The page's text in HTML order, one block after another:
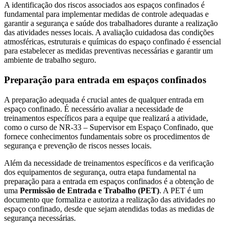
A identificação dos riscos associados aos espaços confinados é
fundamental para implementar medidas de controle adequadas e
garantir a segurança e saúde dos trabalhadores durante a realização
das atividades nesses locais. A avaliação cuidadosa das condições
atmosféricas, estruturais e químicas do espaço confinado é essencial
para estabelecer as medidas preventivas necessárias e garantir um
ambiente de trabalho seguro.
Preparação para entrada em espaços confinados
A preparação adequada é crucial antes de qualquer entrada em
espaço confinado. É necessário avaliar a necessidade de
treinamentos específicos para a equipe que realizará a atividade,
como o curso de NR-33 – Supervisor em Espaço Confinado, que
fornece conhecimentos fundamentais sobre os procedimentos de
segurança e prevenção de riscos nesses locais.
Além da necessidade de treinamentos específicos e da verificação
dos equipamentos de segurança, outra etapa fundamental na
preparação para a entrada em espaços confinados é a obtenção de
uma Permissão de Entrada e Trabalho (PET). A PET é um
documento que formaliza e autoriza a realização das atividades no
espaço confinado, desde que sejam atendidas todas as medidas de
segurança necessárias.